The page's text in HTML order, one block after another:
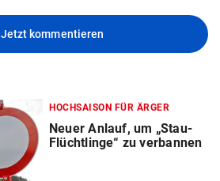
Jetzt kommentieren
HOCHSAISON FÜR ÄRGER
Neuer Anlauf, um „Stau-
Flüchtlinge“ zu verbannen